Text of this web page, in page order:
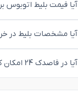
آیا قیمت بلیط اتوبوس
آیا مشخصات بلیط در
آیا در قاصدک 24 امکان کنسل کردن بلیط اتوبوس گلپایگان به تهران وجود دارد؟